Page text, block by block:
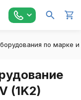
по марке
(1K2)